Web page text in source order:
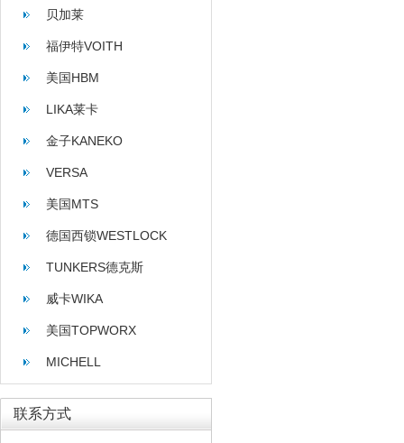
贝加莱
福伊特VOITH
美国HBM
LIKA莱卡
金子KANEKO
VERSA
美国MTS
德国西锁WESTLOCK
TUNKERS德克斯
威卡WIKA
美国TOPWORX
MICHELL
联系方式